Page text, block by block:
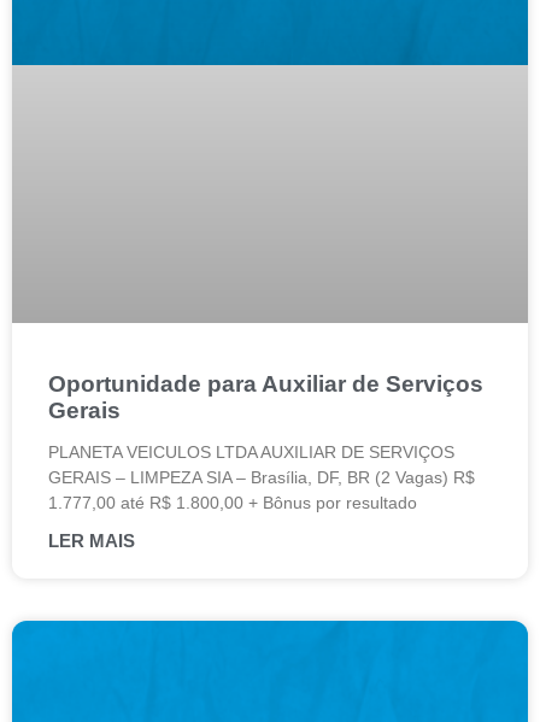
Oportunidade para Auxiliar de Serviços
Gerais
PLANETA VEICULOS LTDA AUXILIAR DE SERVIÇOS
GERAIS – LIMPEZA SIA – Brasília, DF, BR (2 Vagas) R$
1.777,00 até R$ 1.800,00 + Bônus por resultado
LER MAIS